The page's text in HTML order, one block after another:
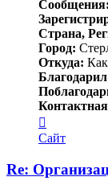
Сообщения:
Страна,
Город:
Откуда:
информация
Сайт
Re: